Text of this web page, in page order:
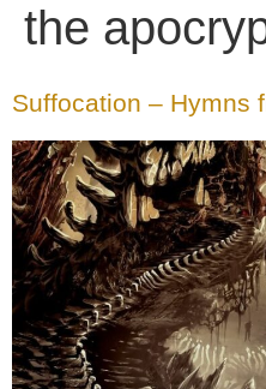
the
Suffocation – Hymns